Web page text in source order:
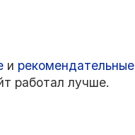
и рекомендательные
работал лучше.